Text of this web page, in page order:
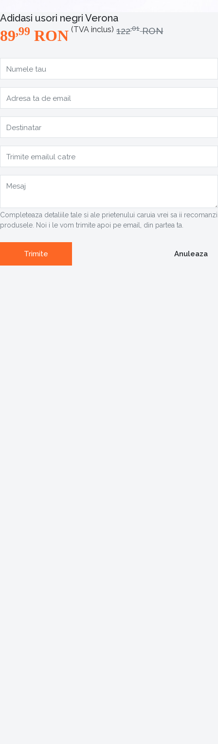
Adidasi usori negri Verona
89,99 RON (TVA inclus) 122,01 RON
Numele tau
Adresa ta de email
Destinatar
Trimite emailul catre
Mesaj
Completeaza detaliile tale si ale prietenului caruia vrei sa ii recomanzi
produsele. Noi i le vom trimite apoi pe email, din partea ta.
Trimite Anuleaza